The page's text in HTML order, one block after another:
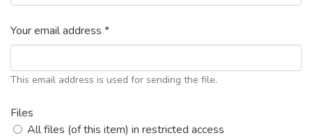
Your email address *
This email address is used for sending the file.
Files
All files (of this item) in restricted access